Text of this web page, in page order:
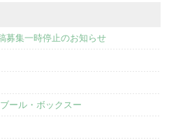
募集一時停止のお知らせ
ール・ボックスー